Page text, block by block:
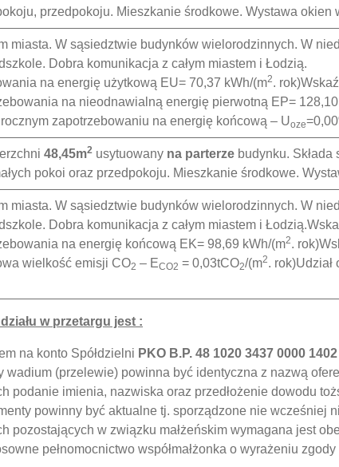
przedpokoju. Mieszkanie środkowe. Wystawa okien
miasta. W sąsiedztwie budynków wielorodzinnych. W
Dobra komunikacja z całym miastem i Łodzią.
na energię użytkową EU= 70,37 kWh/(m2.
na nieodnawialną energię pierwotną EP=
zapotrzebowaniu na energię końcową – Uoze
48,45m2 usytuowany na parterze budynku.
pokoi oraz przedpokoju. Mieszkanie środkowe.
miasta. W sąsiedztwie budynków wielorodzinnych. W
Dobra komunikacja z całym miastem i
na energię końcową EK= 98,69 kWh/(m2.
wielkość emisji CO2 – ECO2 = 0,03tCO2/(m2.
w przetargu jest :
na konto Spółdzielni PKO B.P. 48 1020 3437 0000
wadium (przelewie) powinna być identyczna z nazwą
podanie imienia, nazwiska oraz przedłożenie dowodu
powinny być aktualne tj. sporządzone nie wcześniej
pozostających w związku małżeńskim wymagana jest
pełnomocnictwo współmałżonka o wyrażeniu